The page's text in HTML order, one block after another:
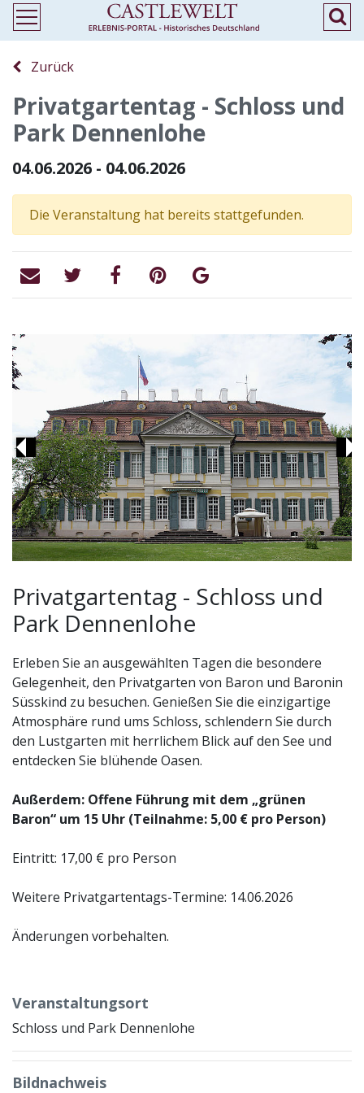
Zurück
Privatgartentag - Schloss und
Park Dennenlohe
04.06.2026 - 04.06.2026
Die Veranstaltung hat bereits stattgefunden.
Previous
Privatgartentag - Schloss und
Park Dennenlohe
Erleben Sie an ausgewählten Tagen die besondere
Gelegenheit, den Privatgarten von Baron und Baronin
Süsskind zu besuchen. Genießen Sie die einzigartige
Atmosphäre rund ums Schloss, schlendern Sie durch
den Lustgarten mit herrlichem Blick auf den See und
entdecken Sie blühende Oasen.
Außerdem: Offene Führung mit dem „grünen
Baron“ um 15 Uhr (Teilnahme: 5,00 € pro Person)
Eintritt: 17,00 € pro Person
Weitere Privatgartentags-Termine: 14.06.2026
Änderungen vorbehalten.
Veranstaltungsort
Schloss und Park Dennenlohe
Bildnachweis